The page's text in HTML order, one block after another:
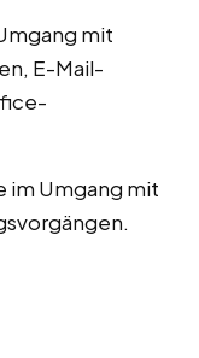
mit
E-Mail-
im Umgang mit